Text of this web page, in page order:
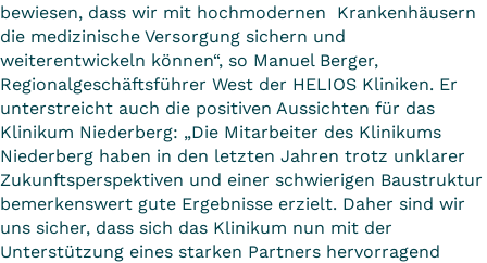
bewiesen, dass wir mit hochmodernen Krankenhäusern
die medizinische Versorgung sichern und
weiterentwickeln können“, so Manuel Berger,
Regionalgeschäftsführer West der HELIOS Kliniken. Er
unterstreicht auch die positiven Aussichten für das
Klinikum Niederberg: „Die Mitarbeiter des Klinikums
Niederberg haben in den letzten Jahren trotz unklarer
Zukunftsperspektiven und einer schwierigen Baustruktur
bemerkenswert gute Ergebnisse erzielt. Daher sind wir
uns sicher, dass sich das Klinikum nun mit der
Unterstützung eines starken Partners hervorragend